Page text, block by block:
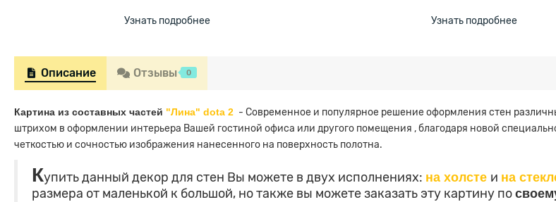
Узнать подробнее Узнать подробнее
Описание Отзывы 0
Картина из составных частей "Лина" dota 2 - Современное и популярное решение оформления стен
штрихом в оформлении интерьера Вашей гостиной офиса или другого помещения , благодаря новой
четкостью и сочностью изображения нанесенного на поверхность полотна.
Купить данный декор для стен Вы можете в двух исполнениях: на холсте и на
размера от маленькой к большой, но также вы можете заказать эту картину по